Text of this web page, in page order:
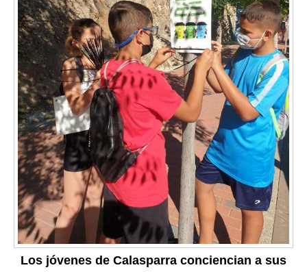
Los jóvenes de Calasparra conciencian a sus